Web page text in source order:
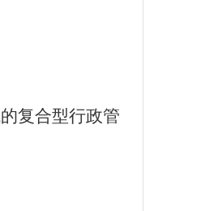
复合型行政管